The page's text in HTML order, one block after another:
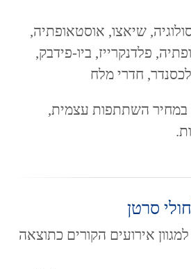
שיאצו, אוסטאופתיה,
פלדנקרייז, ביו-פידבק,
חדרי מלח
במחיר השתתפות עצמית,
סרטן
אירועים הקורים כתוצאה